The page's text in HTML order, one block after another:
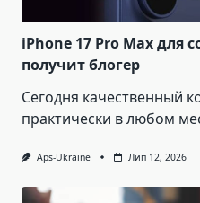
iPhone 17 Pro Max для
получит блогер
Сегодня качественный
практически в любом
Aps-Ukraine Лип 12, 2026